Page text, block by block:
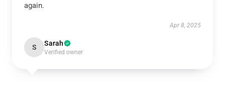
again.
Apr 8, 2025
S Sarah
Verified owner